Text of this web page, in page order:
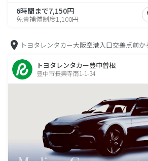
6時間まで7,150円
免責補償制度1,100円
トヨタレンタカー大阪空港入口交差点前か
トヨタレンタカー豊中曽根
豊中市長興寺南1-1-34